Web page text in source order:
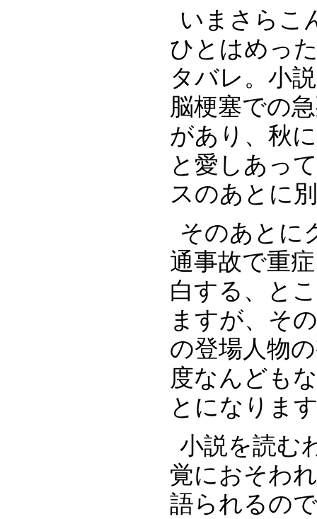
いまさらこ
ひとはめっ
タバレ。小
脳梗塞での
があり、秋
と愛しあっ
スのあとに
そのあとに
通事故で重
白する、と
ますが、そ
の登場人物
度なんども
とになりま
小説を読む
覚におそわ
語られるの